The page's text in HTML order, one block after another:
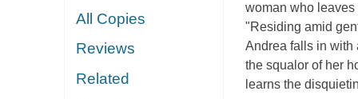
All Copies
Reviews
Related
woman who
"Residing amid
Andrea falls in with
the squalor of her
learns the